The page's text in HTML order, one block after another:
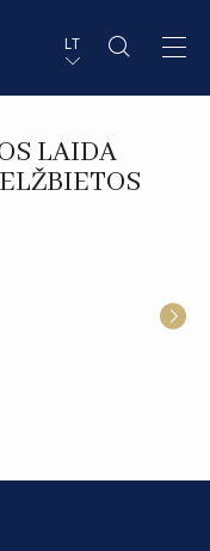
LT
LAIDA